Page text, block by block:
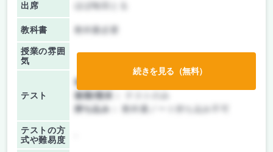
出席 ほぼ毎回とる
教科書 教科書必要
授業の雰囲
気
テスト
前期/中間：
後期/期末：
持ち込み：
教科書ノート持ち込み不可
テストの方
式や難易度
続きを見る（無料）